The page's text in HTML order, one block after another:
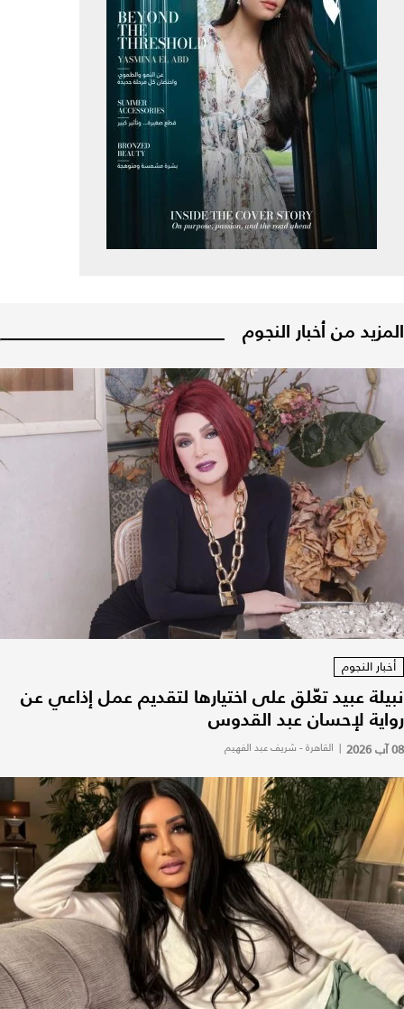
المزيد من أخبار النجوم
أخبار النجوم
نبيلة عبيد تعّلق على اختيارها لتقديم عمل إذاعي عن
رواية لإحسان عبد القدوس
08 آب 2026 | القاهرة - شريف عبد الفهيم